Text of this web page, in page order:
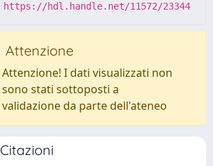
https://hdl.handle.net/11572/23344
Attenzione
Attenzione! I dati visualizzati non
sono stati sottoposti a
validazione da parte dell'ateneo
Citazioni